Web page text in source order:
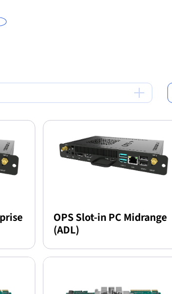
OPS Slot-in PC Midrange
(ADL)